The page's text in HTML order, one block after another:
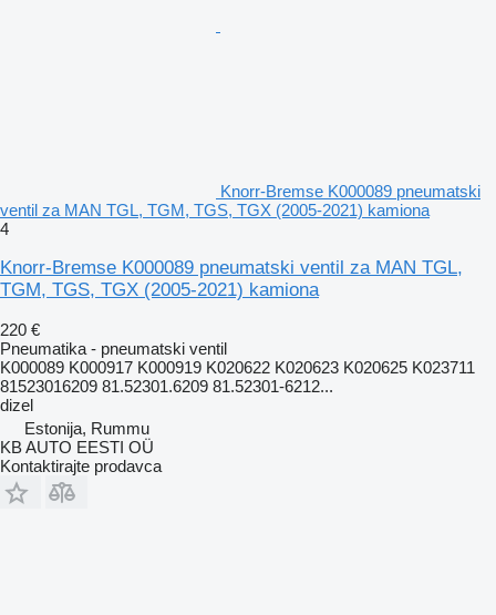
Knorr-Bremse K000089 pneumatski
ventil za MAN TGL, TGM, TGS, TGX (2005-2021) kamiona
4
Knorr-Bremse K000089 pneumatski ventil za MAN TGL,
TGM, TGS, TGX (2005-2021) kamiona
220 €
Pneumatika - pneumatski ventil
K000089 K000917 K000919 K020622 K020623 K020625 K023711
81523016209 81.52301.6209 81.52301-6212...
dizel
Estonija, Rummu
KB AUTO EESTI OÜ
Kontaktirajte prodavca